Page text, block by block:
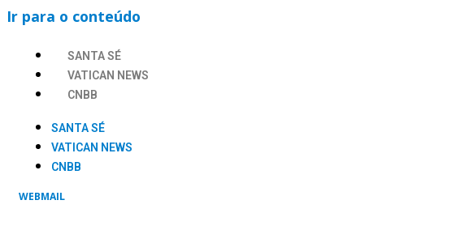
Ir para o conteúdo
SANTA SÉ
VATICAN NEWS
CNBB
SANTA SÉ
VATICAN NEWS
CNBB
WEBMAIL